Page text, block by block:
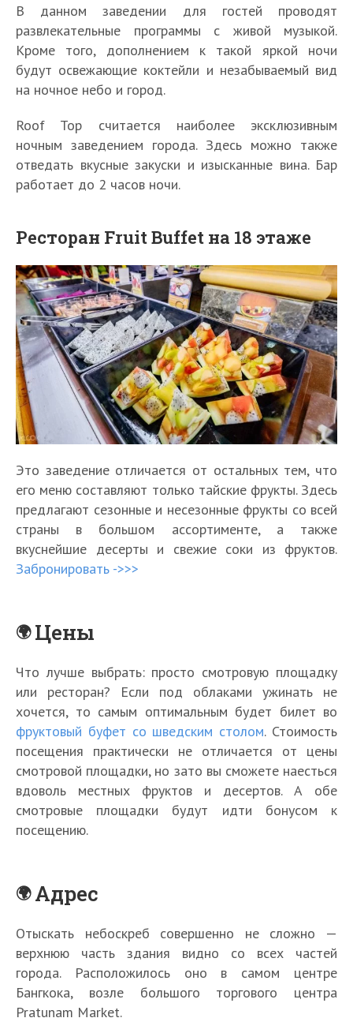
В данном заведении для гостей проводят
развлекательные программы с живой музыкой.
Кроме того, дополнением к такой яркой ночи
будут освежающие коктейли и незабываемый вид
на ночное небо и город.
Roof Top считается наиболее эксклюзивным
ночным заведением города. Здесь можно также
отведать вкусные закуски и изысканные вина. Бар
работает до 2 часов ночи.
Ресторан Fruit Buffet на 18 этаже
Это заведение отличается от остальных тем, что
его меню составляют только тайские фрукты. Здесь
предлагают сезонные и несезонные фрукты со всей
страны в большом ассортименте, а также
вкуснейшие десерты и свежие соки из фруктов.
Забронировать ->>>
Цены
Что лучше выбрать: просто смотровую площадку
или ресторан? Если под облаками ужинать не
хочется, то самым оптимальным будет билет во
фруктовый буфет со шведским столом. Стоимость
посещения практически не отличается от цены
смотровой площадки, но зато вы сможете наесться
вдоволь местных фруктов и десертов. А обе
смотровые площадки будут идти бонусом к
посещению.
Адрес
Отыскать небоскреб совершенно не сложно —
верхнюю часть здания видно со всех частей
города. Расположилось оно в самом центре
Бангкока, возле большого торгового центра
Pratunam Market.